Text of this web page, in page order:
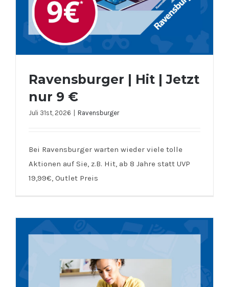
Ravensburger | Hit | Jetzt nur 9 €
Ravensburger | Hit | Jetzt
nur 9 €
Juli 31st, 2026 Ravensburger
Bei Ravensburger warten wieder viele tolle
Aktionen auf Sie, z.B. Hit, ab 8 Jahre statt UVP
19,99€, Outlet Preis